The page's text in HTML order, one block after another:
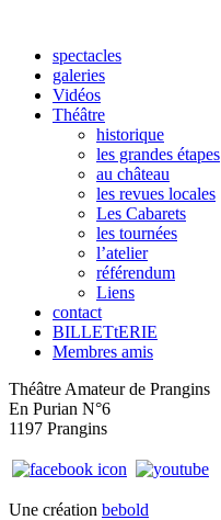
spectacles
galeries
Vidéos
Théâtre
historique
les grandes étapes
au château
les revues locales
Les Cabarets
les tournées
l’atelier
référendum
Liens
contact
BILLETtERIE
Membres amis
Théâtre Amateur de Prangins
En Purian N°6
1197 Prangins
Une création bebold